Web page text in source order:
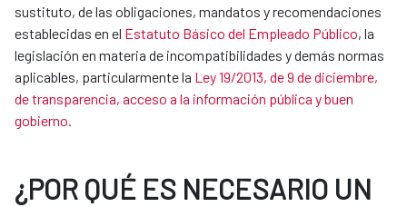
sustituto, de las obligaciones, mandatos y recomendaciones
establecidas en el Estatuto Básico del Empleado Público, la
legislación en materia de incompatibilidades y demás normas
aplicables, particularmente la Ley 19/2013, de 9 de diciembre,
de transparencia, acceso a la información pública y buen
gobierno.
¿POR QUÉ ES NECESARIO UN